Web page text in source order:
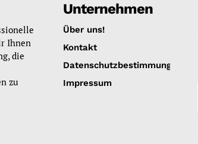
Ihnen
die
zu
Unternehmen
Über uns!
Kontakt
Datenschutzbestimmungen
Impressum